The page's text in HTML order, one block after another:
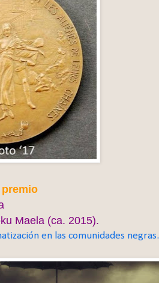
Maela (ca. 2015).
en las comunidades negras.